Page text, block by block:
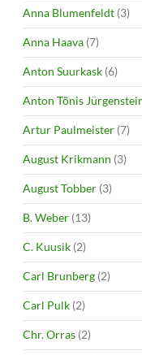
Anna Blumenfeldt (3)
Anna Haava (7)
Anton Suurkask (6)
Anton Tõnis
Artur Paulmeister (7)
August Krikmann (3)
August Tobber (3)
B. Weber (13)
C. Kuusik (2)
Carl Brunberg (2)
Carl Pulk (2)
Chr. Orras (2)